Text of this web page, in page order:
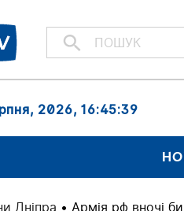
2026, 16:45:40
Дніпра • Армія рф вночі